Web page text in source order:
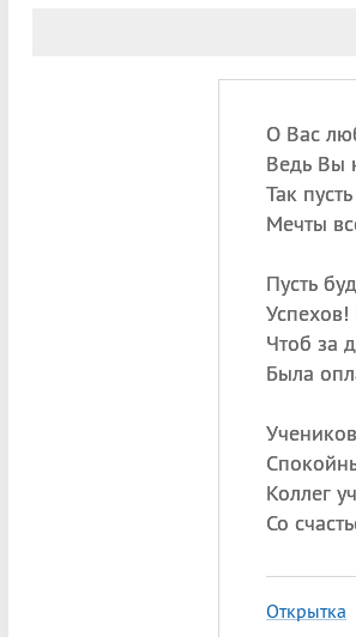
О Вас
Ведь Вы
Так
Мечты
Пусть
Чтоб за
Была
Коллег
Со
Открытка